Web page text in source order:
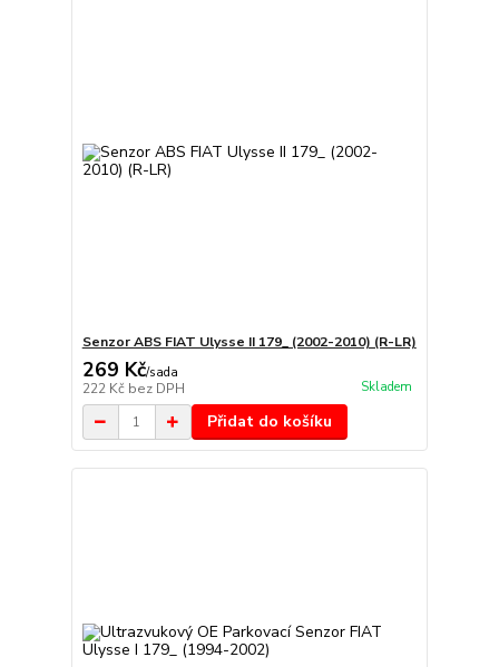
Senzor ABS FIAT Ulysse II 179_ (2002-2010) (R-LR)
269 Kč/sada
222 Kč bez DPH Skladem
Přidat do košíku